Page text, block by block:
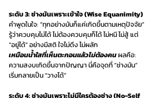
ระดับ 3: ช่างมันเพราะเข้าใจ (Wise Equanimity)
คำพูดในใจ: “ทุกอย่างมันก็แค่เกิดขึ้นตามเหตุปัจจัย”
รู้ว่าควบคุมไม่ได้ ไม่ต้องควบคุมก็ได้ ไม่หนี ไม่สู้ แต่
“อยู่ได้” อย่างมีสติ ใจไม่ดึง ไม่ผลัก
เหมือนน้ำใสที่เห็นตะกอนแล้วไม่ต้องคน ผลคือ:
ความสงบเกิดขึ้นจากปัญญา นี่คือจุดที่ “ช่างมัน”
เริ่มกลายเป็น “วางได้”
ระดับ 4: ช่างมันเพราะไม่มีใครต้องช่าง (No-Self